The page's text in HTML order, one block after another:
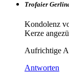
Trofaier
Kondolenz
Kerze
Aufrichtige
Antworten